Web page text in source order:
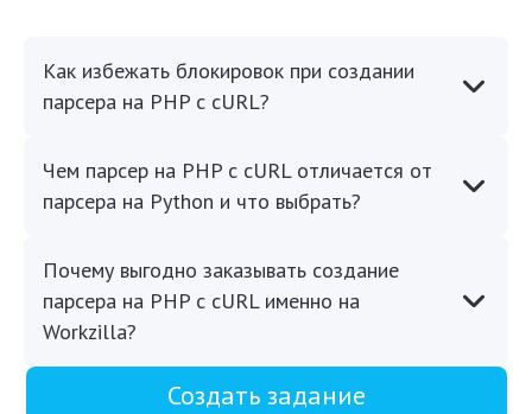
Как избежать блокировок при создании
парсера на PHP с cURL?
Чем парсер на PHP с cURL отличается от
парсера на Python и что выбрать?
Почему выгодно заказывать создание
парсера на PHP с cURL именно на
Workzilla?
Создать задание